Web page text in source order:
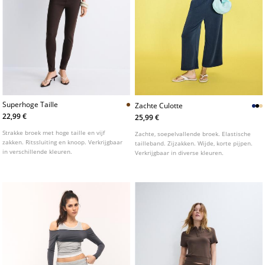
Superhoge Taille
22,99 €
Strakke broek met hoge taille en vijf
zakken. Ritssluiting en knoop. Verkrijgbaar
in verschillende kleuren.
Zachte Culotte
25,99 €
Zachte, soepelvallende broek. Elastische
tailleband. Zijzakken. Wijde, korte pijpen.
Verkrijgbaar in diverse kleuren.